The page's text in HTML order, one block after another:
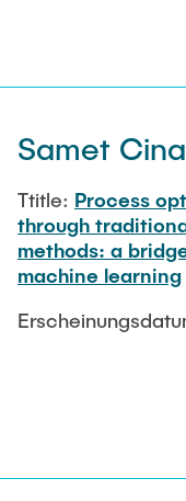
Samet
Ttitle: Process
through
methods: a
machine learning